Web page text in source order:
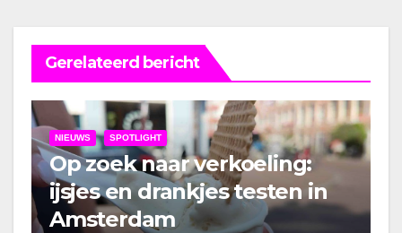
Gerelateerd bericht
NIEUWS SPOTLIGHT
Op zoek naar verkoeling:
ijsjes en drankjes testen in
Amsterdam